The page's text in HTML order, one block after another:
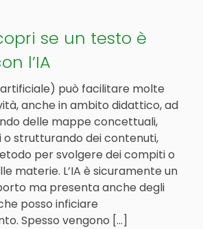
se un testo è
l’IA
artificiale) può facilitare molte
anche in ambito didattico, ad
delle mappe concettuali,
strutturando dei contenuti,
per svolgere dei compiti o
materie. L’IA è sicuramente un
ma presenta anche degli
posso inficiare
Spesso vengono […]